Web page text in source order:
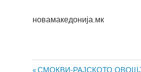
новамакедонија.мк
Previous
СМОКВИ-РАЈСКОТО